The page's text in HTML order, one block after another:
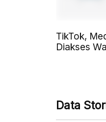
TikTok,
Diakses
Data